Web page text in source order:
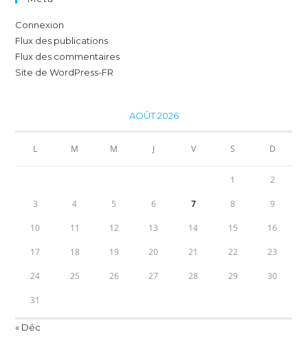
Connexion
Flux des publications
Flux des commentaires
Site de WordPress-FR
AOÛT 2026
L M M J V S D
1 2
3 4 5 6 7 8 9
10 11 12 13 14 15 16
17 18 19 20 21 22 23
24 25 26 27 28 29 30
31
« Déc